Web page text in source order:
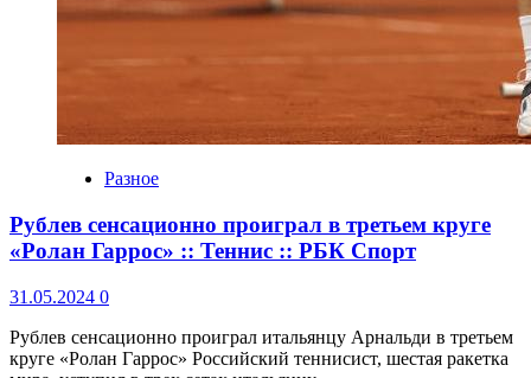
Разное
Рублев сенсационно проиграл в третьем круге
«Ролан Гаррос» :: Теннис :: РБК Спорт
31.05.2024 0
Рублев сенсационно проиграл итальянцу Арнальди в третьем
круге «Ролан Гаррос» Российский теннисист, шестая ракетка